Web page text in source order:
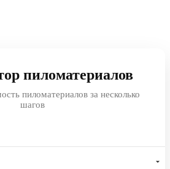
пиломатериалов
пиломатериалов за несколько
шагов